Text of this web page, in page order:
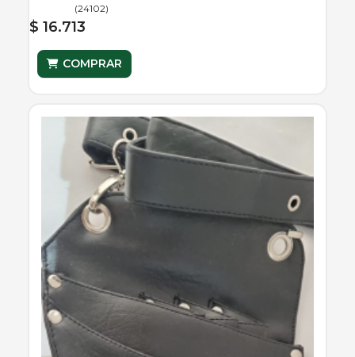
(24102)
$ 16.713
COMPRAR